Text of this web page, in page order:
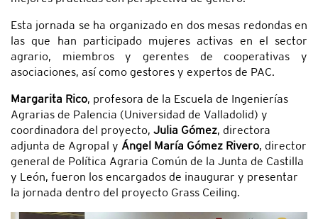
Esta jornada se ha organizado en dos mesas redondas en
las que han participado mujeres activas en el sector
agrario, miembros y gerentes de cooperativas y
asociaciones, así como gestores y expertos de PAC.
Margarita Rico, profesora de la Escuela de Ingenierías
Agrarias de Palencia (Universidad de Valladolid) y
coordinadora del proyecto, Julia Gómez, directora
adjunta de Agropal y Ángel María Gómez Rivero, director
general de Política Agraria Común de la Junta de Castilla
y León, fueron los encargados de inaugurar y presentar
la jornada dentro del proyecto Grass Ceiling.